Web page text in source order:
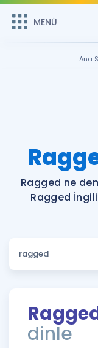
MENÜ
Remzi Hoca ile
MENÜ
Katılımcı
Faydalı
Sözlük
Rehberlik Aracı
ÖSYM Sınav
Hakkımızda
Ana
Ragged ne
Ragged
dinle